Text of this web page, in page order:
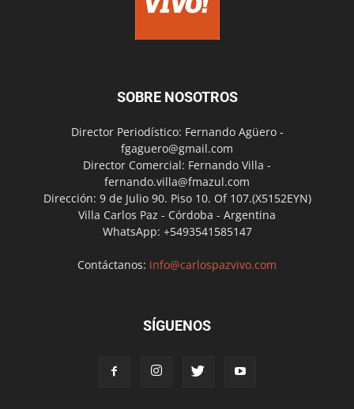
SOBRE NOSOTROS
Director Periodístico: Fernando Agüero -
fgaguero@gmail.com
Director Comercial: Fernando Villa -
fernando.villa@fmazul.com
Dirección: 9 de Julio 90. Piso 10. Of 107.(X5152EYN)
Villa Carlos Paz - Córdoba - Argentina
WhatsApp: +5493541585147
Contáctanos: info@carlospazvivo.com
SÍGUENOS